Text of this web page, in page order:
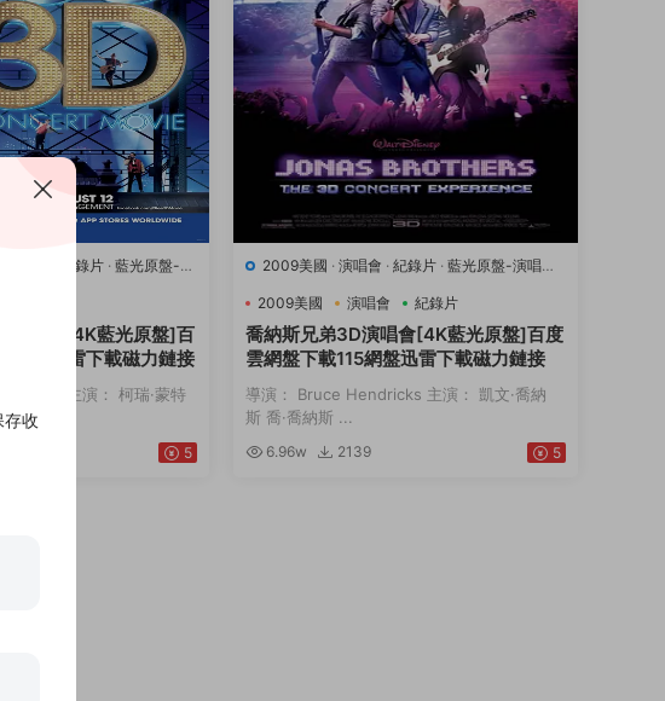
紀錄片 · 藍光原盤-演
演唱會[4K藍光原盤]百
網盤迅雷下載磁力鏈接
主演： 柯瑞·蒙特
5
2009美國 · 演唱會 · 紀錄片 · 藍光原盤-演唱會
2009美國
演唱會 紀錄片
喬納斯兄弟3D演唱會[4K藍光原盤]百度
雲網盤下載115網盤迅雷下載磁力鏈接
導演： Bruce Hendricks 主演： 凱文·喬納
斯 喬·喬納斯 ...
6.96w 2139 5
存收